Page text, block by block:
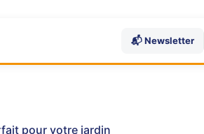
📬 Newsletter
pour votre jardin